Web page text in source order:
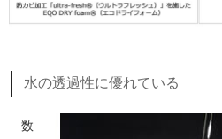
水の透過性に優れている
数